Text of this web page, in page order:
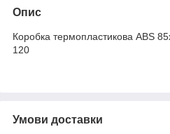
Опис
Коробка термопластикова ABS
120
Умови доставки